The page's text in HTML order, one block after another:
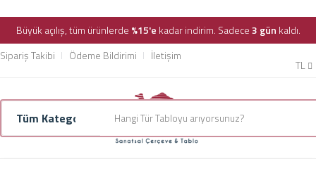
Büyük açılış, tüm ürünlerde %15'e kadar indirim. Sadece3 gün kaldı.
Sipariş Takibi
Ödeme Bildirimi İletişim
TL